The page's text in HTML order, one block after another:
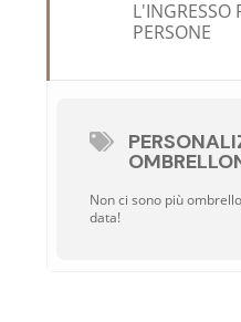
L'INGRESSO
PERSONE
Non ci sono più
data!